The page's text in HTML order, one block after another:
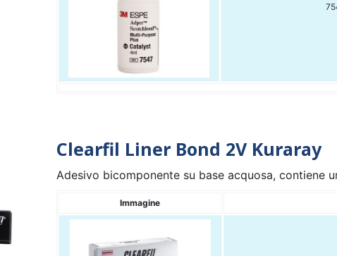
Clearfil Liner Bond 2V Kuraray
Adesivo bicomponente su base acquosa, contiene
Immagine